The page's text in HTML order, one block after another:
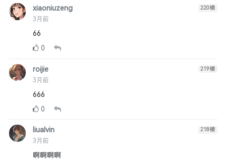
xiaoniuzeng
3月前
220楼
66
0
roijie
3月前
219楼
666
0
liualvin
3月前
218楼
啊啊啊啊